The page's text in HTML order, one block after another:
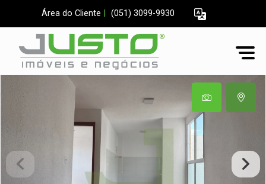
Área do Cliente (051) 3099-9930